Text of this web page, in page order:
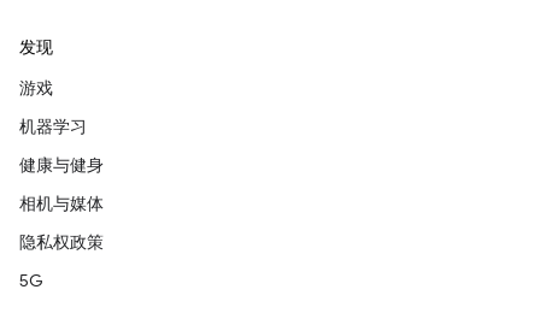
发现
游戏
机器学习
健康与健身
相机与媒体
隐私权政策
5G